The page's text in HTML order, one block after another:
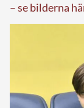
– se bilderna